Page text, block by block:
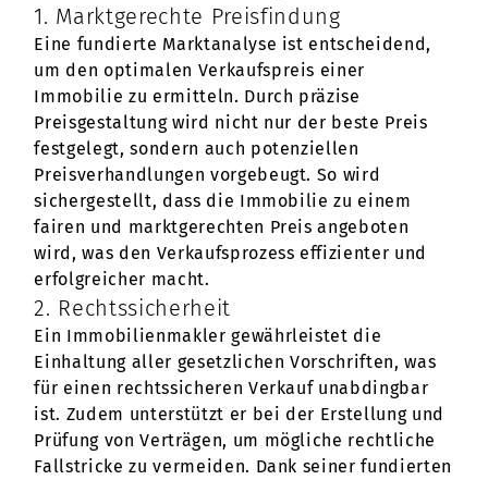
1. Marktgerechte Preisfindung
Eine fundierte Marktanalyse ist entscheidend,
um den optimalen Verkaufspreis einer
Immobilie zu ermitteln. Durch präzise
Preisgestaltung wird nicht nur der beste Preis
festgelegt, sondern auch potenziellen
Preisverhandlungen vorgebeugt. So wird
sichergestellt, dass die Immobilie zu einem
fairen und marktgerechten Preis angeboten
wird, was den Verkaufsprozess effizienter und
erfolgreicher macht.
2. Rechtssicherheit
Ein Immobilienmakler gewährleistet die
Einhaltung aller gesetzlichen Vorschriften, was
für einen rechtssicheren Verkauf unabdingbar
ist. Zudem unterstützt er bei der Erstellung und
Prüfung von Verträgen, um mögliche rechtliche
Fallstricke zu vermeiden. Dank seiner fundierten